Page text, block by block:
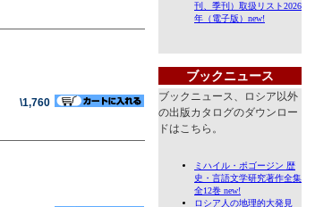
\1,760
ブックニュース
ブックニュース、ロシア以外
の出版カタログのダウンロー
ドはこちら。